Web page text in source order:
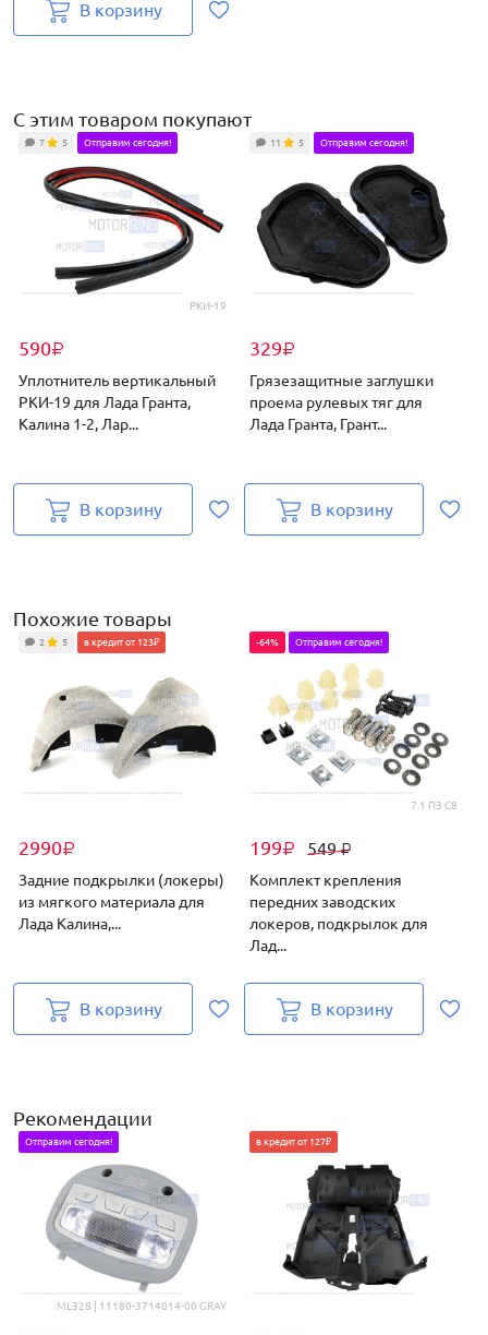
В корзину
С этим товаром покупают
РКИ-19
590₽
7 5 Отправим сегодня!
Уплотнитель вертикальный
РКИ-19 для Лада Гранта,
Калина 1-2, Лар...
В корзину
329₽
11 5 Отправим сегодня!
Грязезащитные заглушки
проема рулевых тяг для
Лада Гранта, Грант...
В корзину
Похожие товары
2990₽
2 5 в кредит от 123₽
Задние подкрылки (локеры)
из мягкого материала для
Лада Калина,...
В корзину
7.1 П3 С8
199₽ 549₽
-64% Отправим сегодня!
Комплект крепления
передних заводских
локеров, подкрылок для
Лад...
В корзину
Рекомендации
ML328 | 11180-3714014-00 GRAY
Отправим сегодня! в кредит от 127₽